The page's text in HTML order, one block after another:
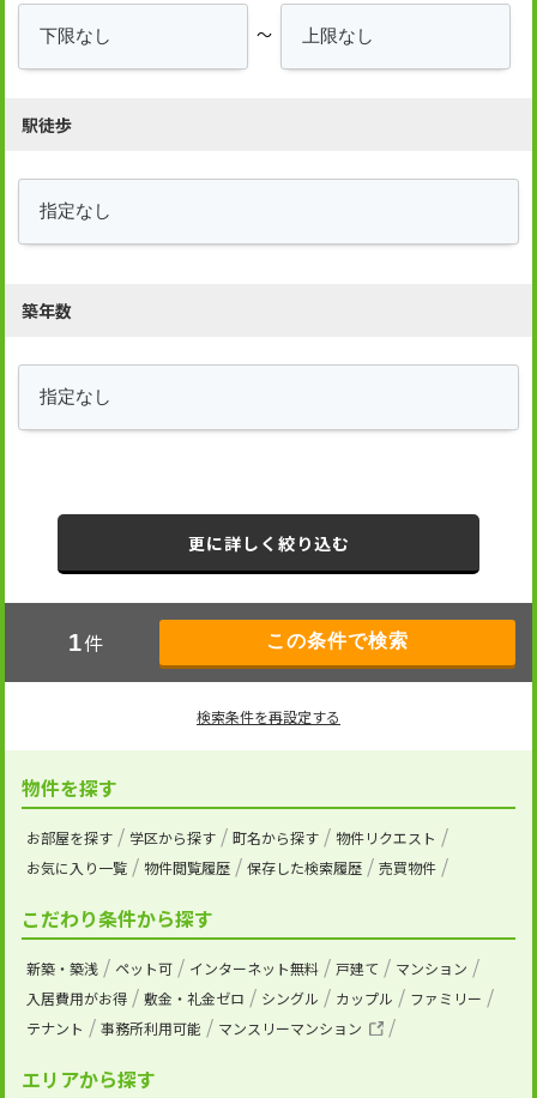
～
駅徒歩
築年数
更に詳しく絞り込む
1件
検索条件を再設定する
物件を探す
お部屋を探す 学区から探す 町名から探す
物件リクエスト
お気に入り一覧
物件閲覧履歴 保存した検索履歴 売買物件
こだわり条件から探す
新築・築浅 ペット可 インターネット無料 戸建て
マンション
入居費用がお得
敷金・礼金ゼロ シングル カップル
ファミリー
テナント
事務所利用可能 マンスリーマンション
エリアから探す